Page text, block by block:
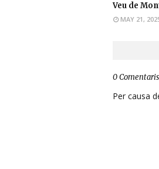
Veu de
MAY 21,
0 Comentaris
Per causa